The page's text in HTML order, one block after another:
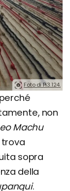
Foto di Pi3.124.
non
Machu
trova
sopra
della
.